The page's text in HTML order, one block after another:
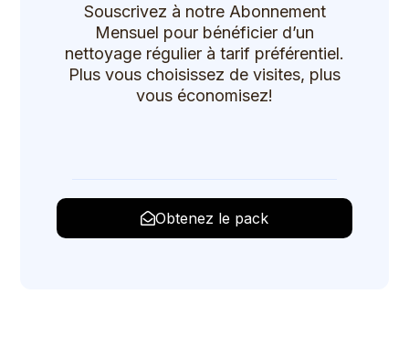
Souscrivez à notre Abonnement
Mensuel pour bénéficier d’un
nettoyage régulier à tarif préférentiel.
Plus vous choisissez de visites, plus
vous économisez!
Obtenez le pack